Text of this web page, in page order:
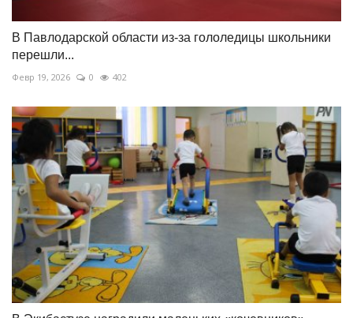
В Павлодарской области из-за гололедицы школьники
перешли...
Февр 19, 2026 0 402